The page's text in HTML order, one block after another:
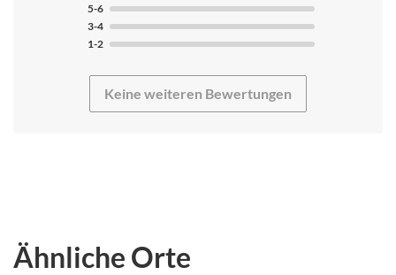
Trainingsschwerpunkte waren im Schwimmen
Technikverbesserung, Umfang steigern, Schnelligkeit
steigern. Ein Ausflug in die Innenstadt einfach mit der
5-6
3-4
1-2
Keine weiteren Bewertungen
Ähnliche Orte